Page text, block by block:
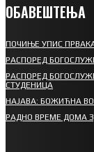
ОБАВЕШТЕЊА
ПОЧИЊЕ УПИС
РАСПОРЕД
РАСПОРЕД
СТУДЕНИЦА
НАЈАВА: БОЖИЋНА
РАДНО ВРЕМЕ ДОМА